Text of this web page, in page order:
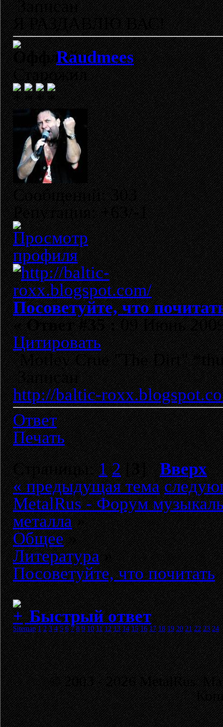
Записан
Я РАЗДАВЛЮ ВАС!
Raudmees
Старожил
Сообщений: 303
Репутация: +63/-1
Посоветуйте, что
«Ответ #35 :09 Июнь
Цитировать
Motley Crue "The Dirt"
Записан
http://baltic-
Ответ
Печать
Страницы:1 2[3]Вверх
« предыдущая тема
MetalRus - Форум
металла»
Общее»
Литература»
Посоветуйте, что почитать
Быстрый ответ
Sitemap 1 2 3 4 5 6 7 8 9 10 11 12 13 14 15 16 17 18 19 20 21 22 23 24
© 2003 - 2026 MetalRus.